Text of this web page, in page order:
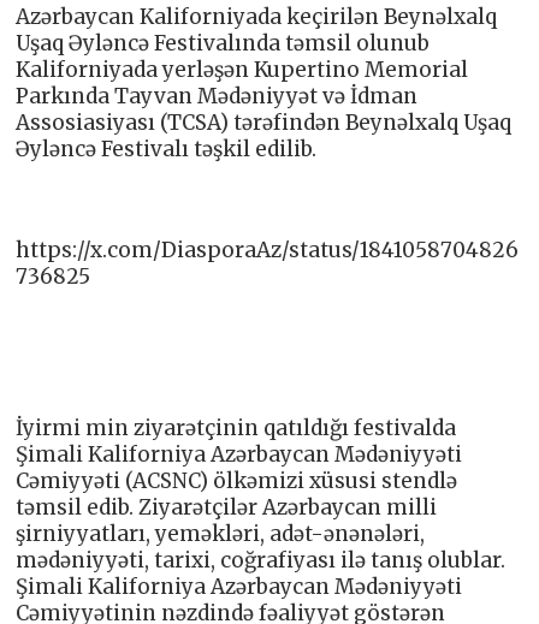
Azərbaycan Kaliforniyada keçirilən Beynəlxalq
Uşaq Əyləncə Festivalında təmsil olunub
Kaliforniyada yerləşən Kupertino Memorial
Parkında Tayvan Mədəniyyət və İdman
Assosiasiyası (TCSA) tərəfindən Beynəlxalq Uşaq
Əyləncə Festivalı təşkil edilib.
https://x.com/DiasporaAz/status/1841058704826
736825
İyirmi min ziyarətçinin qatıldığı festivalda
Şimali Kaliforniya Azərbaycan Mədəniyyəti
Cəmiyyəti (ACSNC) ölkəmizi xüsusi stendlə
təmsil edib. Ziyarətçilər Azərbaycan milli
şirniyyatları, yeməkləri, adət-ənənələri,
mədəniyyəti, tarixi, coğrafiyası ilə tanış olublar.
Şimali Kaliforniya Azərbaycan Mədəniyyəti
Cəmiyyətinin nəzdində fəaliyyət göstərən